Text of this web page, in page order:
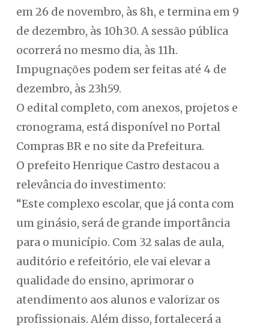
em 26 de novembro, às 8h, e termina em 9
de dezembro, às 10h30. A sessão pública
ocorrerá no mesmo dia, às 11h.
Impugnações podem ser feitas até 4 de
dezembro, às 23h59.
O edital completo, com anexos, projetos e
cronograma, está disponível no Portal
Compras BR e no site da Prefeitura.
O prefeito Henrique Castro destacou a
relevância do investimento:
“Este complexo escolar, que já conta com
um ginásio, será de grande importância
para o município. Com 32 salas de aula,
auditório e refeitório, ele vai elevar a
qualidade do ensino, aprimorar o
atendimento aos alunos e valorizar os
profissionais. Além disso, fortalecerá a